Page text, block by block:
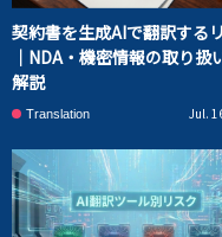
契約書を生成AIで翻訳する
｜NDA・機密情報の取り扱
解説
Translation Jul.